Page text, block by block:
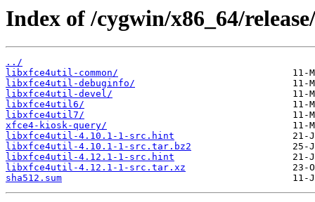
Index of /cygwin/x86_64/
../
libxfce4util-common/
libxfce4util-debuginfo/
libxfce4util-devel/
libxfce4util6/
libxfce4util7/
xfce4-kiosk-query/
libxfce4util-4.10.1-1-src.hint
libxfce4util-4.10.1-1-src.tar.bz2
libxfce4util-4.12.1-1-src.hint
libxfce4util-4.12.1-1-src.tar.xz
sha512.sum